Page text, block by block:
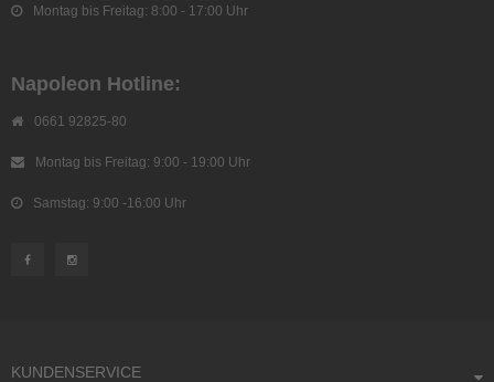
Montag bis Freitag: 8:00 - 17:00 Uhr
Napoleon Hotline:
0661 92825-80
Montag bis Freitag: 9:00 - 19:00 Uhr
Samstag: 9:00 -16:00 Uhr
KUNDENSERVICE